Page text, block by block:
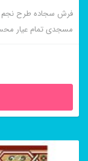
فرش سجاده طرح
مسجدی تمام عیار